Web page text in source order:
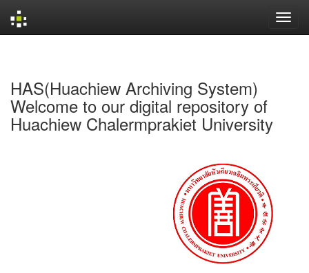
HAS(Huachiew Archiving System)
Welcome to our digital repository of
Huachiew Chalermprakiet University